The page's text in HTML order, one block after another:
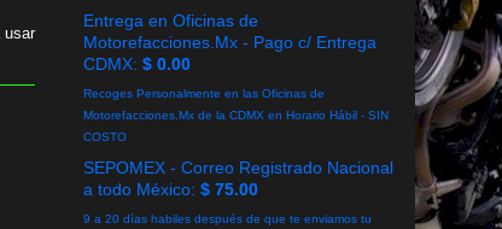
usar
Entrega en Oficinas de
Motorefacciones.Mx - Pago c/ Entrega
CDMX: $ 0.00
Recoges Personalmente en las Oficinas de
Motorefacciones.Mx de la CDMX en Horario Hábil - SIN
COSTO
SEPOMEX - Correo Registrado Nacional
a todo México: $ 75.00
9 a 20 días habiles después de que te enviamos tu